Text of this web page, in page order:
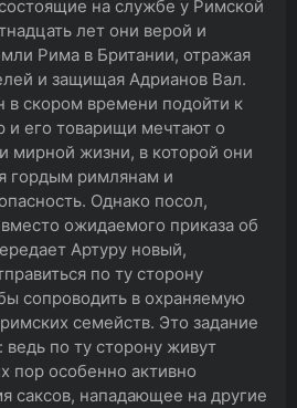
на службе у Римской
лет они верой и
Рима в Британии, отражая
и защищая Адрианов Вал.
скором времени подойти к
и его товарищи мечтают о
мирной жизни, в которой они
гордым римлянам и
Однако посол,
ожидаемого приказа об
Артуру новый,
по ту сторону
сопроводить в охраняемую
семейств. Это задание
по ту сторону живут
пор особенно активно
саксов, нападающее на другие